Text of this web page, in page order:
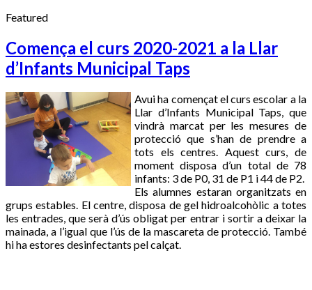
Featured
Comença el curs 2020-2021 a la Llar
d’Infants Municipal Taps
Avui ha començat el curs escolar a la
Llar d’Infants Municipal Taps, que
vindrà marcat per les mesures de
protecció que s’han de prendre a
tots els centres. Aquest curs, de
moment disposa d’un total de 78
infants: 3 de P0, 31 de P1 i 44 de P2.
Els alumnes estaran organitzats en
grups estables. El centre, disposa de gel hidroalcohòlic a totes
les entrades, que serà d’ús obligat per entrar i sortir a deixar la
mainada, a l’igual que l’ús de la mascareta de protecció. També
hi ha estores desinfectants pel calçat.